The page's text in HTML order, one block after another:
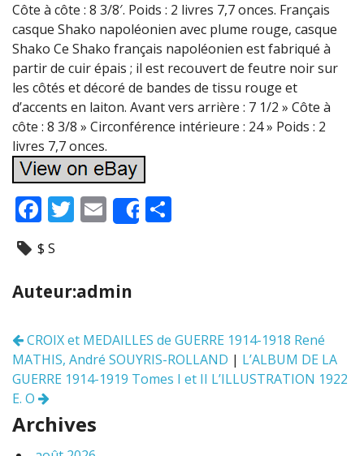
Côte à côte : 8 3/8′. Poids : 2 livres 7,7 onces. Français
casque Shako napoléonien avec plume rouge, casque
Shako Ce Shako français napoléonien est fabriqué à
partir de cuir épais ; il est recouvert de feutre noir sur
les côtés et décoré de bandes de tissu rouge et
d’accents en laiton. Avant vers arrière : 7 1/2 » Côte à
côte : 8 3/8 » Circonférence intérieure : 24 » Poids : 2
livres 7,7 onces.
F
ac
e
b
o
k
T
er
E
m
l
Share
$ S
Auteur:admin
Navigation
des
articles
CROIX et MEDAILLES de GUERRE 1914-1918 René
MATHIS, André SOUYRIS-ROLLAND | L’ALBUM DE LA
GUERRE 1914-1919 Tomes I et II L’ILLUSTRATION 1922
E. O
Archives